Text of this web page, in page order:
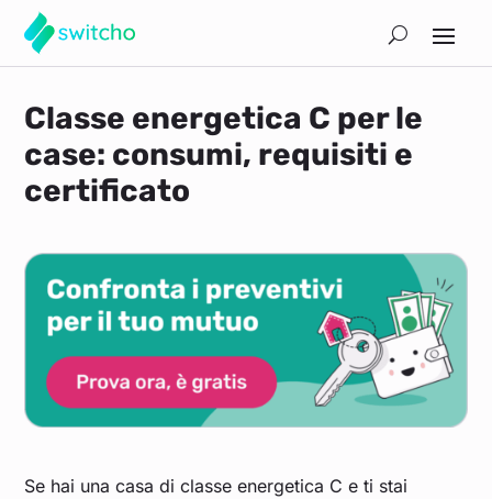
Classe energetica C per le
case: consumi, requisiti e
certificato
Se hai una casa di classe energetica C e ti stai